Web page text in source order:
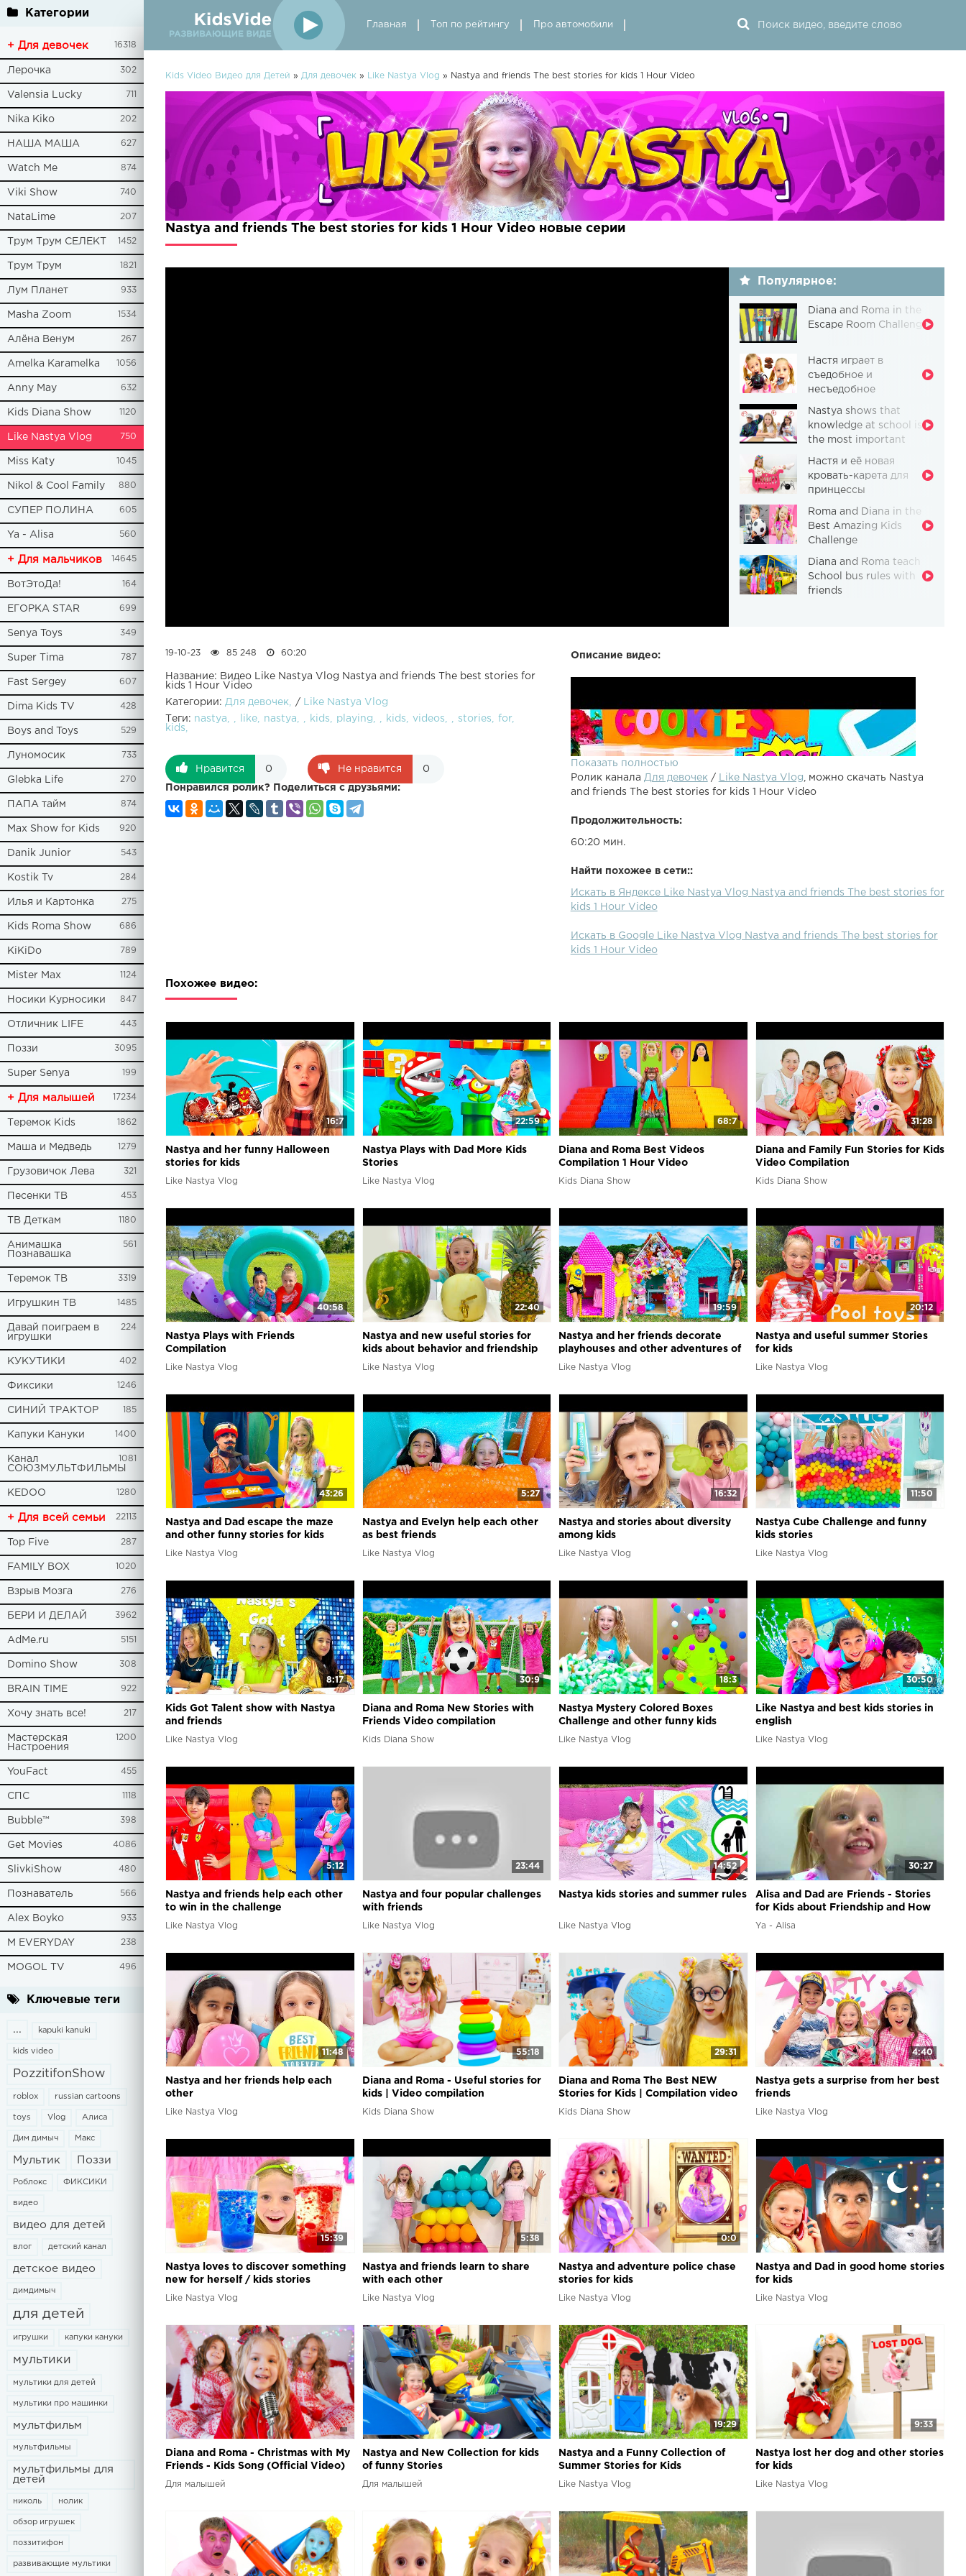
Категории
+ Для девочек 16318
Лерочка 302
Valensia Lucky 711
Nika Kiko 202
НАША МАША 627
Watch Me 874
Viki Show 740
NataLime 207
Трум Трум СЕЛЕКТ 1452
Трум Трум 1821
Лум Планет 933
Masha Zoom 1534
Алёна Венум 267
Amelka Karamelka 1056
Anny May 632
Kids Diana Show 1120
Like Nastya Vlog 750
Miss Katy 1045
Nikol & Cool Family 880
СУПЕР ПОЛИНА 605
Ya - Alisa 560
+ Для мальчиков 14645
ВотЭтоДа! 164
ЕГОРКА STAR 699
Senya Toys 349
Super Tima 787
Fast Sergey 607
Dima Kids TV 428
Boys and Toys 529
Луномосик 733
Glebka Life 270
ПАПА тайм 874
Max Show for Kids 920
Danik Junior 543
Kostik Tv 284
Илья и Картонка 275
Kids Roma Show 686
KiKiDo 789
Mister Max 1124
Носики Курносики 847
Отличник LIFE 443
Поззи 3095
Super Senya 199
+ Для малышей 17234
Теремок Kids 1862
Маша и Медведь 1279
Грузовичок Лева 321
Песенки ТВ 453
ТВ Деткам 1180
Анимашка
Познавашка
561
Теремок ТВ 3319
Игрушкин ТВ 1485
Давай поиграем в
игрушки
224
КУКУТИКИ 402
Фиксики 1246
СИНИЙ ТРАКТОР 185
Капуки Кануки 1400
Канал
СОЮЗМУЛЬТФИЛЬМЫ
1081
KEDOO 1280
+ Для всей семьи 22113
Top Five 287
FAMILY BOX 1020
Взрыв Мозга 276
БЕРИ И ДЕЛАЙ 3962
AdMe.ru 5151
Domino Show 308
BRAIN TIME 922
Хочу знать все! 217
Мастерская
Настроения
1200
YouFact 455
СПС 1118
Bubble™ 398
Get Movies 4086
SlivkiShow 480
Познаватель 566
Alex Boyko 933
M EVERYDAY 238
MOGOL TV 496
Ключевые теги
... kapuki kanuki
kids video
PozzitifonShow
roblox russian cartoons
toys Vlog Алиса
Дим димыч Макс
Мультик Поззи
Роблокс ФИКСИКИ
видео
видео для детей
влог детский канал
детское видео
димдимыч
для детей
игрушки капуки кануки
мультики
мультики для детей
мультики про машинки
мультфильм
мультфильмы
мультфильмы для
детей
николь нолик
обзор игрушек
поззитифон
развивающие мультики
Главная Топ по рейтингу Про автомобили
Kids Video Видео для Детей » Для девочек » Like Nastya Vlog » Nastya and friends The best stories for kids 1 Hour Video
Nastya and friends The best stories for kids 1 Hour Video новые серии
Популярное:
Diana and Roma in the
Escape Room Challenge
Настя играет в
съедобное и
несъедобное
Nastya shows that
knowledge at school is
the most important
Настя и её новая
кровать-карета для
принцессы
Roma and Diana in the
Best Amazing Kids
Challenge
Diana and Roma teach
School bus rules with
friends
Описание видео:
Показать полностью
Ролик канала Для девочек / Like Nastya Vlog , можно скачать Nastya
and friends The best stories for kids 1 Hour Video
Продолжительность:
60:20 мин.
Найти похожее в сети::
Искать в Яндексе Like Nastya Vlog Nastya and friends The best stories for
kids 1 Hour Video
Искать в Google Like Nastya Vlog Nastya and friends The best stories for
kids 1 Hour Video
19-10-23 85 248 60:20
Название: Видео Like Nastya Vlog Nastya and friends The best stories for
kids 1 Hour Video
Категории: Для девочек /
Like Nastya Vlog
Теги: nastya like nastya kids playing kids videos stories
for
kids
Нравится 0 Не нравится 0
Понравился ролик? Поделиться с друзьями:
Похожее видео:
16:7
Nastya and her funny Halloween
stories for kids
Like Nastya Vlog
22:59
Nastya Plays with Dad More Kids
Stories
Like Nastya Vlog
68:7
Diana and Roma Best Videos
Compilation 1 Hour Video
Kids Diana Show
31:28
Diana and Family Fun Stories for Kids
Video Compilation
Kids Diana Show
40:58
Nastya Plays with Friends
Compilation
Like Nastya Vlog
22:40
Nastya and new useful stories for
kids about behavior and friendship
Like Nastya Vlog
19:59
Nastya and her friends decorate
playhouses and other adventures of
friends.
Like Nastya Vlog
20:12
Nastya and useful summer Stories
for kids
Like Nastya Vlog
43:26
Nastya and Dad escape the maze
and other funny stories for kids
Like Nastya Vlog
5:27
Nastya and Evelyn help each other
as best friends
Like Nastya Vlog
16:32
Nastya and stories about diversity
among kids
Like Nastya Vlog
11:50
Nastya Cube Challenge and funny
kids stories
Like Nastya Vlog
8:17
Kids Got Talent show with Nastya
and friends
Like Nastya Vlog
30:9
Diana and Roma New Stories with
Friends Video compilation
Kids Diana Show
18:3
Nastya Mystery Colored Boxes
Challenge and other funny kids
stories
Like Nastya Vlog
30:50
Like Nastya and best kids stories in
english
Like Nastya Vlog
5:12
Nastya and friends help each other
to win in the challenge
Like Nastya Vlog
23:44
Nastya and four popular challenges
with friends
Like Nastya Vlog
14:52
Nastya kids stories and summer rules
Like Nastya Vlog
30:27
Alisa and Dad are Friends - Stories
for Kids about Friendship and How
Important it is to be Kind
Ya - Alisa
11:48
Nastya and her friends help each
other
Like Nastya Vlog
55:18
Diana and Roma - Useful stories for
kids | Video compilation
Kids Diana Show
29:31
Diana and Roma The Best NEW
Stories for Kids | Compilation video
Kids Diana Show
4:40
Nastya gets a surprise from her best
friends
Like Nastya Vlog
15:39
Nastya loves to discover something
new for herself / kids stories
Like Nastya Vlog
5:38
Nastya and friends learn to share
with each other
Like Nastya Vlog
0:0
Nastya and adventure police chase
stories for kids
Like Nastya Vlog
Nastya and Dad in good home stories
for kids
Like Nastya Vlog
Diana and Roma - Christmas with My
Friends - Kids Song (Official Video)
Для малышей
Nastya and New Collection for kids
of funny Stories
Для малышей
19:29
Nastya and a Funny Collection of
Summer Stories for Kids
Like Nastya Vlog
9:33
Nastya lost her dog and other stories
for kids
Like Nastya Vlog